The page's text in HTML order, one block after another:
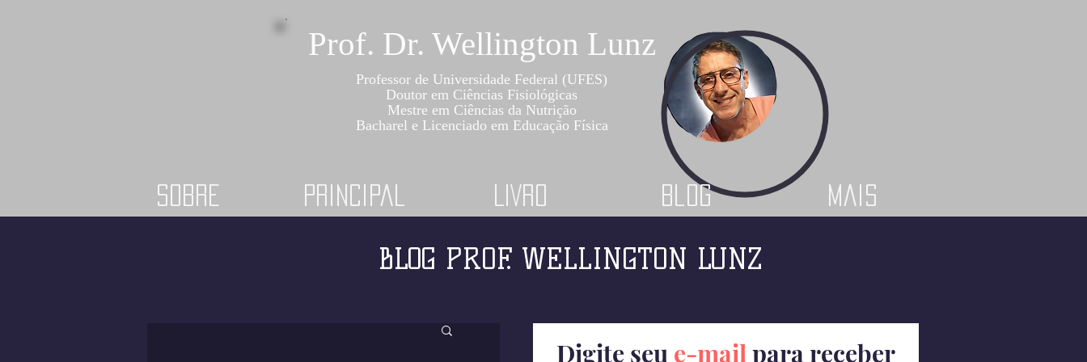
Prof. Dr. Wellington Lunz
Professor de Universidade Federal (UFES)
Doutor em Ciências Fisiológicas
Mestre em Ciências da Nutrição
Bacharel e Licenciado em Educação Física
Sobre Principal LIVRO Blog Mais
BLOG PROF. WELLINGTON LUNZ
Digite seu e-mailpara receber